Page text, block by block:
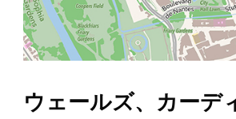
ウェールズ、カーデ